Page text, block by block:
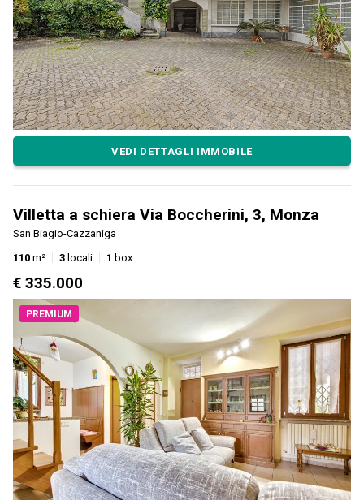
VEDI DETTAGLI IMMOBILE
Villetta a schiera Via Boccherini, 3, Monza
San Biagio-Cazzaniga
110 m² 3 locali 1 box
€ 335.000
PREMIUM